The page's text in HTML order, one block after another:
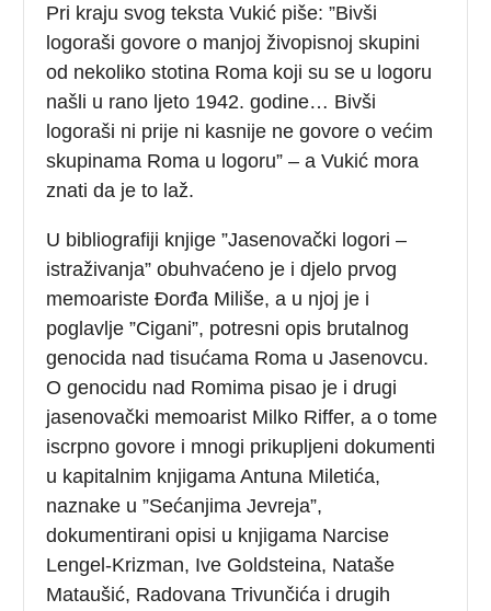
Pri kraju svog teksta Vukić piše: ”Bivši
logoraši govore o manjoj živopisnoj skupini
od nekoliko stotina Roma koji su se u logoru
našli u rano ljeto 1942. godine… Bivši
logoraši ni prije ni kasnije ne govore o većim
skupinama Roma u logoru” – a Vukić mora
znati da je to laž.
U bibliografiji knjige ”Jasenovački logori –
istraživanja” obuhvaćeno je i djelo prvog
memoariste Đorđa Miliše, a u njoj je i
poglavlje ”Cigani”, potresni opis brutalnog
genocida nad tisućama Roma u Jasenovcu.
O genocidu nad Romima pisao je i drugi
jasenovački memoarist Milko Riffer, a o tome
iscrpno govore i mnogi prikupljeni dokumenti
u kapitalnim knjigama Antuna Miletića,
naznake u ”Sećanjima Jevreja”,
dokumentirani opisi u knjigama Narcise
Lengel-Krizman, Ive Goldsteina, Nataše
Mataušić, Radovana Trivunčića i drugih